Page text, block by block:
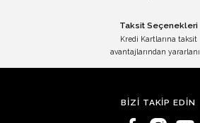
Taksit Seçenekleri
Kredi Kartlarına taksit
avantajlarından
BİZİ TAKİP EDİN